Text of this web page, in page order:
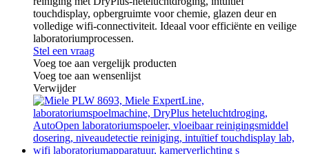
touchdisplay, opbergruimte voor chemie, glazen deur en
volledige wifi-connectiviteit. Ideaal voor efficiënte en veilige
laboratoriumprocessen.
Stel een vraag
Voeg toe aan vergelijk producten
Voeg toe aan wensenlijst
Verwijder